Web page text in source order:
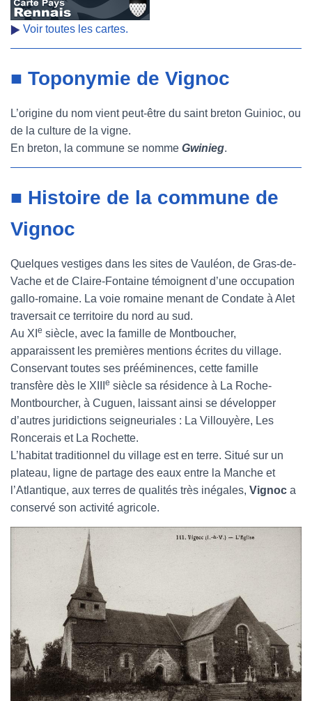
Voir toutes les cartes.
■ Toponymie de Vignoc
L’origine du nom vient peut-être du saint breton Guinioc, ou
de la culture de la vigne.
En breton, la commune se nomme Gwinieg.
■ Histoire de la commune de
Vignoc
Quelques vestiges dans les sites de Vauléon, de Gras-de-
Vache et de Claire-Fontaine témoignent d’une occupation
gallo-romaine. La voie romaine menant de Condate à Alet
traversait ce territoire du nord au sud.
Au XI e siècle, avec la famille de Montboucher,
apparaissent les premières mentions écrites du village.
Conservant toutes ses prééminences, cette famille
transfère dès le XIII
e siècle sa résidence à La Roche-
Montbourcher, à Cuguen, laissant ainsi se développer
d’autres juridictions seigneuriales : La Villouyère, Les
Roncerais et La Rochette.
L’habitat traditionnel du village est en terre. Situé sur un
plateau, ligne de partage des eaux entre la Manche et
l’Atlantique, aux terres de qualités très inégales, Vignoc a
conservé son activité agricole.